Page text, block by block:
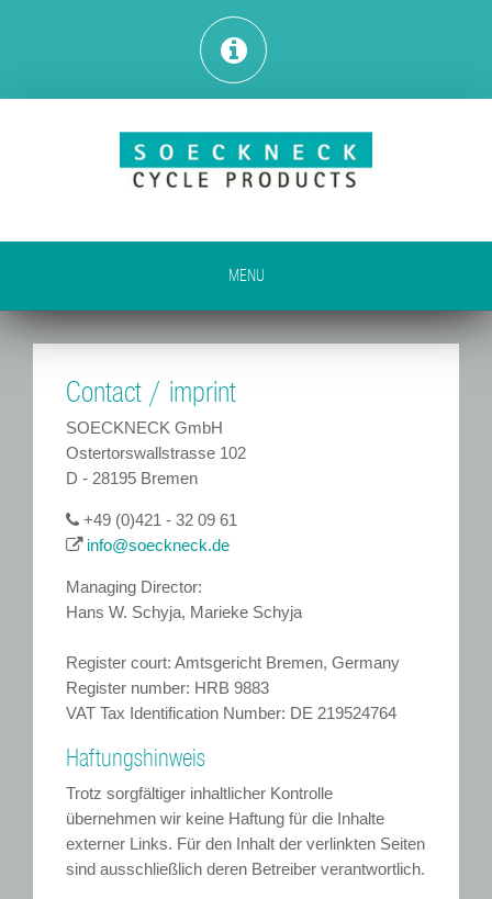
MENU
Contact / imprint
SOECKNECK GmbH
Ostertorswallstrasse 102
D - 28195 Bremen
+49 (0)421 - 32 09 61
info@soeckneck.de
Managing Director:
Hans W. Schyja, Marieke Schyja
Register court: Amtsgericht Bremen, Germany
Register number: HRB 9883
VAT Tax Identification Number: DE 219524764
Haftungshinweis
Trotz sorgfältiger inhaltlicher Kontrolle
übernehmen wir keine Haftung für die Inhalte
externer Links. Für den Inhalt der verlinkten Seiten
sind ausschließlich deren Betreiber verantwortlich.